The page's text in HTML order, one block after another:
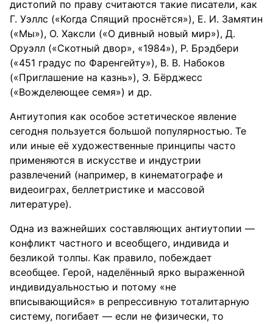
дистопий по праву считаются такие писатели, как
Г. Уэллс («Когда Спящий проснётся»), Е. И. Замятин
(«Мы»), О. Хаксли («О дивный новый мир»), Д.
Оруэлл («Скотный двор», «1984»), Р. Брэдбери
(«451 градус по Фаренгейту»), В. В. Набоков
(«Приглашение на казнь»), Э. Бёрджесс
(«Вожделеющее семя») и др.
Антиутопия как особое эстетическое явление
сегодня пользуется большой популярностью. Те
или иные её художественные принципы часто
применяются в искусстве и индустрии
развлечений (например, в кинематографе и
видеоиграх, беллетристике и массовой
литературе).
Одна из важнейших составляющих антиутопии —
конфликт частного и всеобщего, индивида и
безликой толпы. Как правило, побеждает
всеобщее. Герой, наделённый ярко выраженной
индивидуальностью и потому «не
вписывающийся» в репрессивную тоталитарную
систему, погибает — если не физически, то